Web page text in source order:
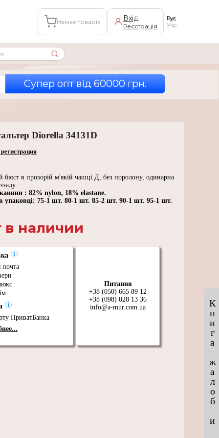
К
н
и
г
а
ж
а
л
о
б
и
Немає товарів Вхід
Реєстрація
Рус
Укр
Супер опт вiд 60000 грн.
Diorella 34131D
в прозорій м'якій чашці Д, без поролону, одинарна
: 82% nylon, 18% elastane.
упаковці: 75-1 шт. 80-1 шт. 85-2 шт. 90-1 шт. 95-1 шт.
в наличии
почта
ПриватБанка
Питання
+38 (050) 665 89 12
+38 (098) 028 13 36
info@a-mur.com.ua